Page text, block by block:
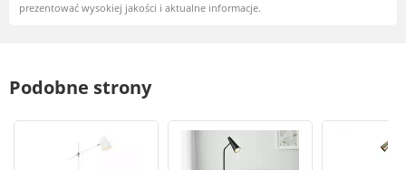
prezentować wysokiej jakości i aktualne informacje.
Podobne strony